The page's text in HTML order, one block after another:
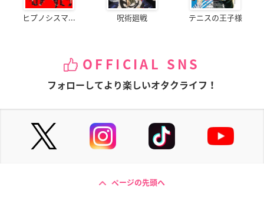
ヒプノシスマ... 呪術廻戦 テニスの王子様
OFFICIAL SNS
フォローしてより楽しいオタクライフ！
ページの先頭へ